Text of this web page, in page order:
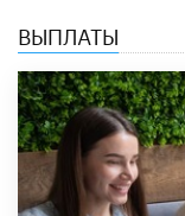
ВЫПЛАТЫ